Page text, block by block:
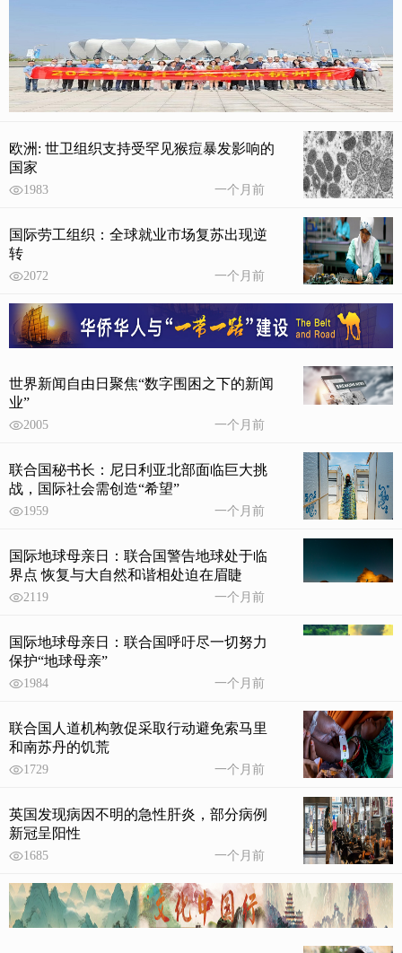
欧洲: 世卫组织支持受罕见猴痘暴发影响的
国家
1983 一个月前
国际劳工组织：全球就业市场复苏出现逆
转
2072 一个月前
世界新闻自由日聚焦“数字围困之下的新闻
业”
2005 一个月前
联合国秘书长：尼日利亚北部面临巨大挑
战，国际社会需创造“希望”
1959 一个月前
国际地球母亲日：联合国警告地球处于临
界点 恢复与大自然和谐相处迫在眉睫
2119 一个月前
国际地球母亲日：联合国呼吁尽一切努力
保护“地球母亲”
1984 一个月前
联合国人道机构敦促采取行动避免索马里
和南苏丹的饥荒
1729 一个月前
英国发现病因不明的急性肝炎，部分病例
新冠呈阳性
1685 一个月前